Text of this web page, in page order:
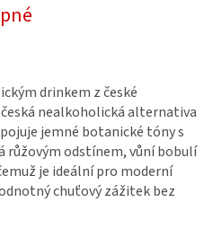
drinkem z české
nealkoholická alternativa
jemné botanické tóny s
růžovým odstínem, vůní bobulí
je ideální pro moderní
chuťový zážitek bez